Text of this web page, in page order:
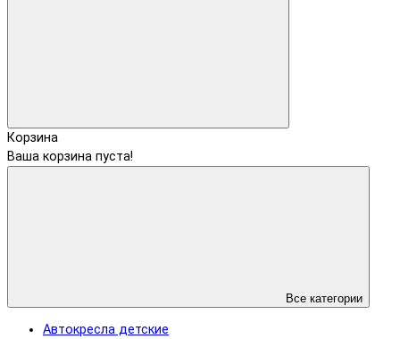
Корзина
Ваша корзина пуста!
Все категории
Автокресла детские